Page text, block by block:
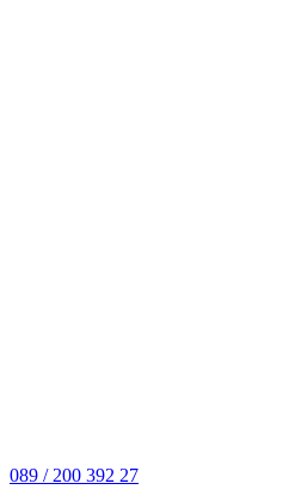
089 / 200 392 27